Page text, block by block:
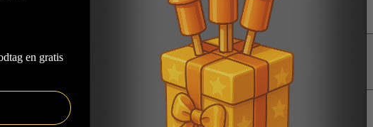
Tilføj til kurv
en gratis